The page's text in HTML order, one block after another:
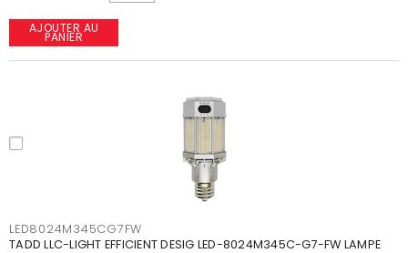
AJOUTER AU
PANIER
LED8024M345CG7FW
TADD LLC-LIGHT EFFICIENT DESIG LED-8024M345C-G7-FW LAMPE